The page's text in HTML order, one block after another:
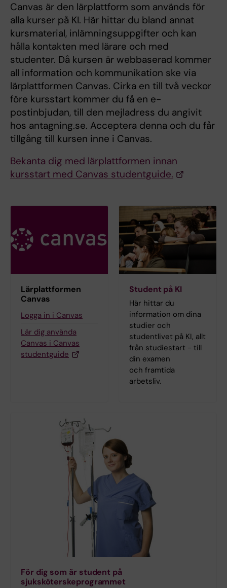
Canvas är den lärplattform som används för
alla kurser på KI. Här hittar du bland annat
kursmaterial, inlämningsuppgifter och kan
hålla kontakten med lärare och med
studenter. Då kursen är webbaserad kommer
all information och kommunikation ske via
lärplattformen Canvas. Cirka en till två veckor
före kursstart kommer du få en e-
postinbjudan, till den mejladress du angivit
hos antagning.se. Acceptera denna och du får
tillgång till kursen inne i Canvas.
Bekanta dig med lärplattformen innan
kursstart med Canvas studentguide.
Lärplattformen
Canvas
Logga in i Canvas
Lär dig använda
Canvas i Canvas
studentguide
Student på KI
Här hittar du
information om dina
studier och
studentlivet på KI, allt
från studiestart - till
din examen
och framtida
arbetsliv.
För dig som är student på
sjuksköterskeprogrammet